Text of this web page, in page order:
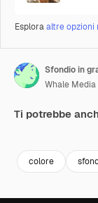
Esploraaltre opzioni
Sfondio in
Whale
Ti potrebbe
colore